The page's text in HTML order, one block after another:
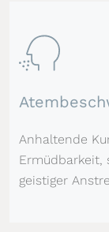
Anhaltende
Ermüdbarkeit,
geistiger